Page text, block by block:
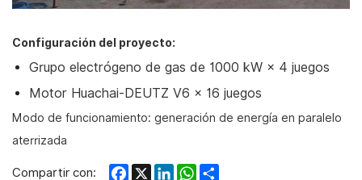
Configuración del proyecto:
Grupo electrógeno de gas de 1000 kW × 4 juegos
Motor Huachai-DEUTZ V6 × 16 juegos
Modo de funcionamiento: generación de energía en paralelo
aterrizada
Compartir con: Facebook
X LinkedInWhatsApp